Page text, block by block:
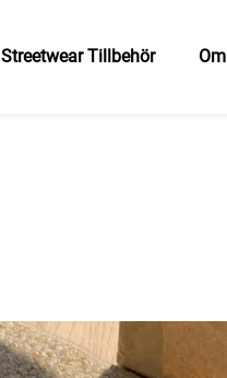
Streetwear Tillbehör Om